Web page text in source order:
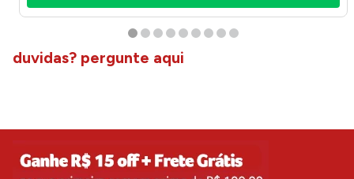
duvidas? pergunte aqui